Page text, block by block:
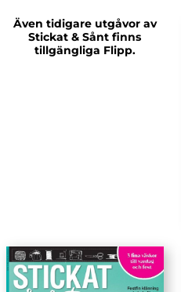
Även tidigare utgåvor av
Stickat & Sånt finns
tillgängliga Flipp.